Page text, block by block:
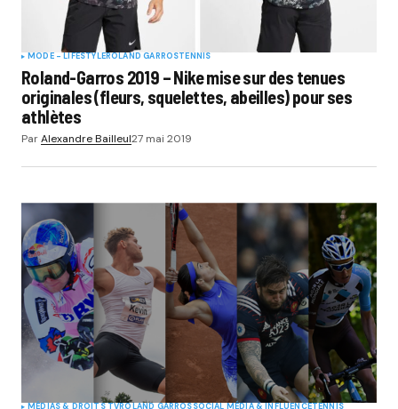
MODE - LIFESTYLEROLAND GARROSTENNIS
Roland-Garros 2019 – Nike mise sur des tenues
originales (fleurs, squelettes, abeilles) pour ses
athlètes
ParAlexandre Bailleul27 mai 2019
MÉDIAS & DROITS TVROLAND GARROSSOCIAL MÉDIA & INFLUENCETENNIS